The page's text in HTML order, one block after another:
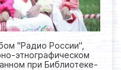
"Радио России",
этнографическом
при Библиотеке-